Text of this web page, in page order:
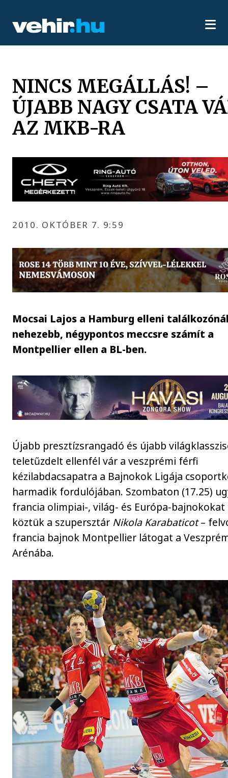
NINCS MEGÁLLÁS! –
ÚJABB NAGY CSATA
AZ MKB-RA
2010. OKTÓBER 7. 9:59
Mocsai Lajos a Hamburg elleni
nehezebb, négypontos meccsre számít a
Montpellier ellen a BL-ben.
Újabb presztízsrangadó és újabb
teletűzdelt ellenfél vár a veszprémi férfi
kézilabdacsapatra a Bajnokok Ligája
harmadik fordulójában. Szombaton (17.25)
francia olimpiai-, világ- és Európa-bajnokokat
köztük a szupersztár Nikola Karabaticot–
francia bajnok Montpellier látogat a
Arénába.